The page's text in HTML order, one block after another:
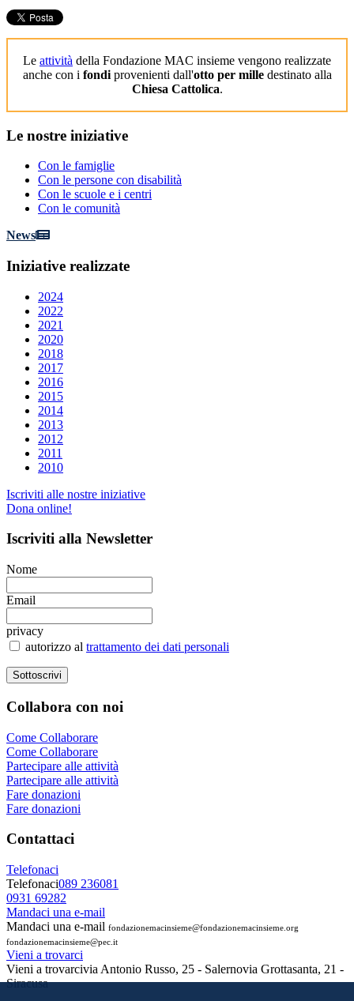
Le attività della Fondazione MAC insieme vengono realizzate
anche con i fondiprovenienti dall'otto per milledestinato alla
Chiesa Cattolica.
Le nostre iniziative
Con le famiglie
Con le persone con disabilità
Con le scuole e i centri
Con le comunità
News
Iniziative realizzate
2024
2022
2021
2020
2018
2017
2016
2015
2014
2013
2012
2011
2010
Iscriviti alle nostre iniziative
Dona online!
Iscriviti alla Newsletter
Nome
Email
privacy
autorizzo al trattamento dei dati personali
Collabora con noi
Come Collaborare
Come Collaborare
Partecipare alle attività
Partecipare alle attività
Fare donazioni
Fare donazioni
Contattaci
Telefonaci
Telefonaci089 236081
0931 69282
Mandaci una e-mail
Mandaci una e-mail fondazionemacinsieme@fondazionemacinsieme.org
fondazionemacinsieme@pec.it
Vieni a trovarci
Vieni a trovarcivia Antonio Russo, 25 - Salernovia Grottasanta, 21 -
Siracusa